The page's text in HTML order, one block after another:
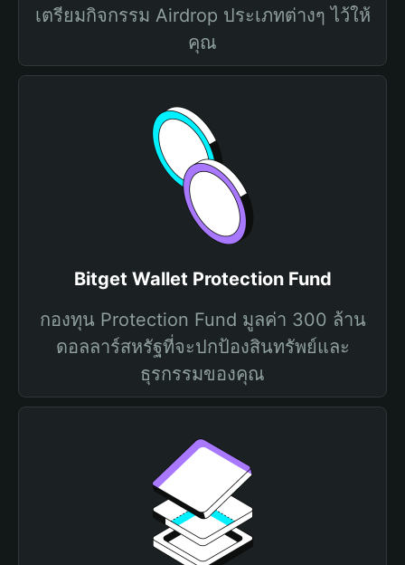
เตรียมกิจกรรม Airdrop ประเภทต่างๆ ไว้ให้
คุณ
Bitget Wallet Protection Fund
กองทุน Protection Fund มูลค่า 300 ล้าน
ดอลลาร์สหรัฐที่จะปกป้องสินทรัพย์และ
ธุรกรรมของคุณ